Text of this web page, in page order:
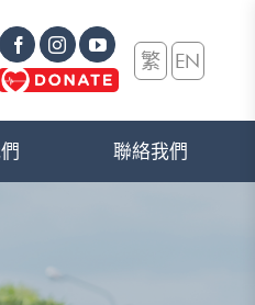
繁 EN
聯絡我們